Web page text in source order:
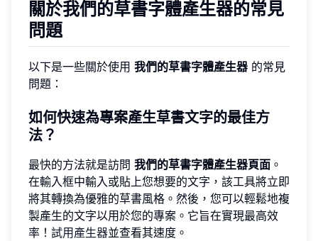
關於我們的草書字體產生器的常見
問題
以下是一些關於使用 我們的草書字體產生器 的常見
問題：
如何快速為專案產生草書文字的最佳方
法？
最快的方法就是訪問 我們的草書字體產生器頁面 。
在輸入框中輸入或貼上您想要的文字，該工具將立即
將其轉換為優雅的草書風格。然後，您可以輕鬆地複
製產生的文字以用於您的專案。它旨在實現最高效
率！ 試用產生器並查看其速度。